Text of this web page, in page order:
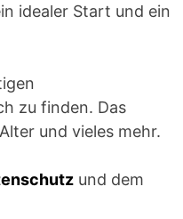
idealer Start und ein
zu finden. Das
und vieles mehr.
und dem